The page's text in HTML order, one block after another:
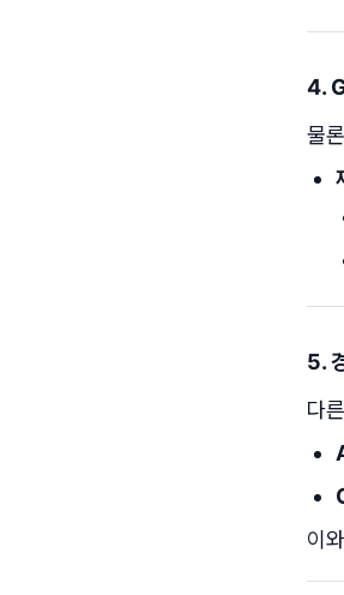
4.
물
5.
다
이